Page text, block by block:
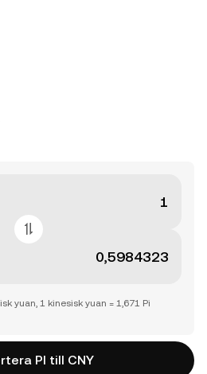
yuan, 1 kinesisk yuan = 1,671 Pi
PI till CNY